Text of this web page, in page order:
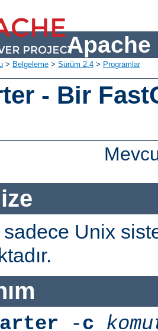
Apache
> Belgeleme > Sürüm 2.4 > Programlar
- Bir
Unix
-c